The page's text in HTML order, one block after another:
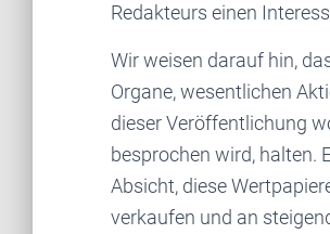
Redakteurs einen
Wir weisen darauf hin,
Organe, wesentlichen
dieser Veröffentlichung
besprochen wird, halten.
Absicht, diese
verkaufen und an